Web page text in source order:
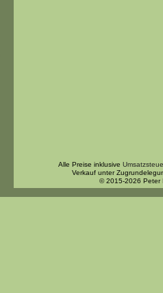
Alle Preise inklusive
Verkauf unter
© 2015-2026 Peter